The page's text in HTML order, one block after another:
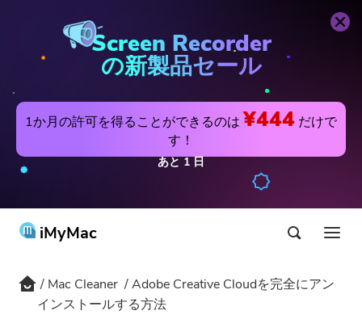
Screen Recorder
の新製品セール
1か月の許可を得ることができるのは ¥444 だけで
す！
あと1 日
iMyMac
製品&ソリューション
Mac Cleaner
Mac Cleaner
Adobe Creative Cloudを完全にアン
インストールする方法